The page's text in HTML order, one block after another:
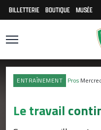
BILLETTERIE BOUTIQUE MUSÉE
ENTRAÎNEMENT Pros
Le travail